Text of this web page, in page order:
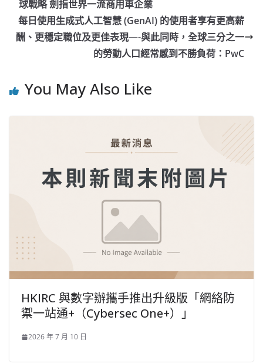
球戰略 劍指世界一流商用車企業
每日使用生成式人工智慧 (GenAI) 的使用者享有更高薪
酬、更穩定職位及更佳表現—-與此同時，全球三分之一
的勞動人口經常感到不勝負荷：PwC
You May Also Like
HKIRC 與數字辦攜手推出升級版「網絡防
禦一站通+（Cybersec One+）」
2026 年 7 月 10 日